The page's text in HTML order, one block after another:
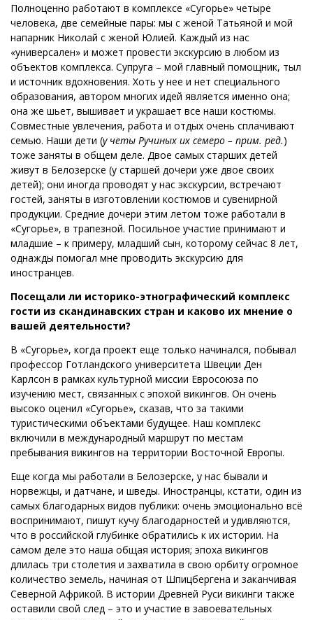
Полноценно работают в комплексе «Сугорье» четыре
человека, две семейные пары: мы с женой Татьяной и мой
напарник Николай с женой Юлией. Каждый из нас
«универсален» и может провести экскурсию в любом из
объектов комплекса. Супруга – мой главный помощник, тыл
и источник вдохновения. Хоть у нее и нет специального
образования, автором многих идей является именно она;
она же шьет, вышивает и украшает все наши костюмы.
Совместные увлечения, работа и отдых очень сплачивают
семью. Наши дети (у четы Ручиных их семеро – прим. ред.)
тоже заняты в общем деле. Двое самых старших детей
живут в Белозерске (у старшей дочери уже двое своих
детей); они иногда проводят у нас экскурсии, встречают
гостей, заняты в изготовлении костюмов и сувенирной
продукции. Средние дочери этим летом тоже работали в
«Сугорье», в трапезной. Посильное участие принимают и
младшие – к примеру, младший сын, которому сейчас 8 лет,
однажды помогал мне проводить экскурсию для
иностранцев.
Посещали ли историко-этнографический комплекс
гости из скандинавских стран и каково их мнение о
вашей деятельности?
В «Сугорье», когда проект еще только начинался, побывал
профессор Готландского университета Швеции Ден
Карлсон в рамках культурной миссии Евросоюза по
изучению мест, связанных с эпохой викингов. Он очень
высоко оценил «Сугорье», сказав, что за такими
туристическими объектами будущее. Наш комплекс
включили в международный маршрут по местам
пребывания викингов на территории Восточной Европы.
Еще когда мы работали в Белозерске, у нас бывали и
норвежцы, и датчане, и шведы. Иностранцы, кстати, один из
самых благодарных видов публики: очень эмоционально всё
воспринимают, пишут кучу благодарностей и удивляются,
что в российской глубинке обратились к их истории. На
самом деле это наша общая история; эпоха викингов
длилась три столетия и захватила в свою орбиту огромное
количество земель, начиная от Шпицбергена и заканчивая
Северной Африкой. В истории Древней Руси викинги также
оставили свой след – это и участие в завоевательных